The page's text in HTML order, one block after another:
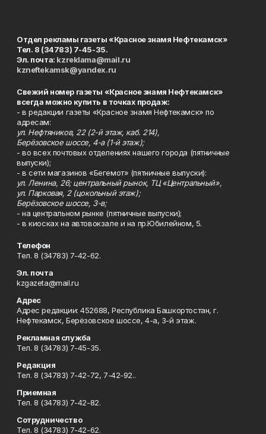
Отдел рекламы газеты «Красное знамя Нефтекамск»
Тел. 8 (34783) 7-45-35.
Эл. почта: kzreklama@mail.ru
kzneftekamsk@yandex.ru
Свежий номер газеты «Красное знамя Нефтекамск»
всегда можно купить в точках продаж:
- в редакции газеты «Красное знамя Нефтекамск» по
адресам:
ул. Нефтяников, 22 (2-й этаж, каб. 214),
Берёзовское шоссе, 4-а (1-й этаж);
- во всех почтовых отделениях нашего города (пятничные
выпуски);
- в сети магазинов «Бегемот» (пятничные выпуски):
ул. Ленина, 26; центральный рынок, ТЦ «Центральный»,
ул. Парковая, 2 (цокольный этаж);
Берёзовское шоссе, 3-в;
- на центральном рынке (пятничные выпуски);
- в киосках на автовокзале и на пр.Юбилейном, 5.
Телефон
Тел. 8 (34783) 7-42-62.
Эл. почта
kzgazeta@mail.ru
Адрес
Адрес редакции: 452688, Республика Башкортостан, г.
Нефтекамск, Берёзовское шоссе, 4-а, 3-й этаж.
Рекламная служба
Тел. 8 (34783) 7-45-35.
Редакция
Тел. 8 (34783) 7-42-72, 7-42-92..
Приемная
Тел. 8 (34783) 7-42-82.
Сотрудничество
Тел. 8 (34783) 7-42-62.